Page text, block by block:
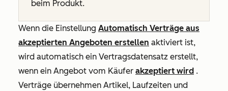
beim Produkt.
Wenn die Einstellung Automatisch Verträge aus
akzeptierten Angeboten erstellen aktiviert ist,
wird automatisch ein Vertragsdatensatz erstellt,
wenn ein Angebot vom Käufer akzeptiert wird .
Verträge übernehmen Artikel, Laufzeiten und